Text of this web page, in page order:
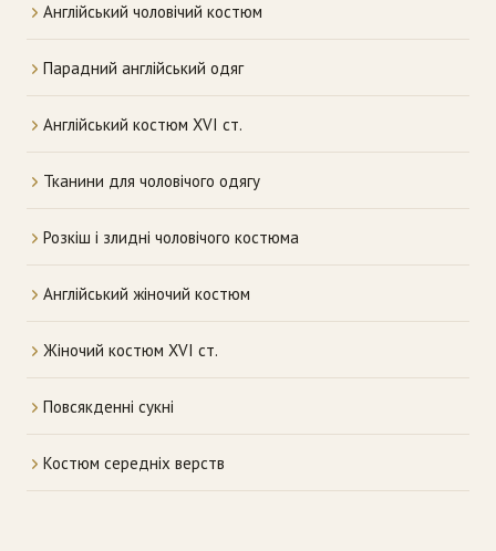
Англійський чоловічий костюм
Парадний англійський одяг
Англійський костюм XVI ст.
Тканини для чоловічого одягу
Розкіш і злидні чоловічого костюма
Англійський жіночий костюм
Жіночий костюм XVI ст.
Повсякденні сукні
Костюм середніх верств